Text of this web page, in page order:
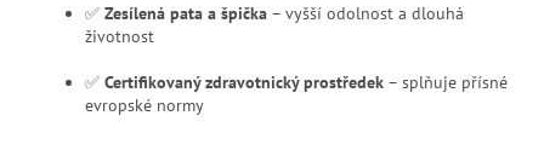
✅ Zesílená pata a špička – vyšší odolnost a dlouhá
životnost
✅ Certifikovaný zdravotnický prostředek – splňuje přísné
evropské normy